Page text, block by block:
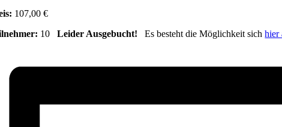
107,00 €
10Leider Ausgebucht! Es besteht die Möglichkeit sichhier